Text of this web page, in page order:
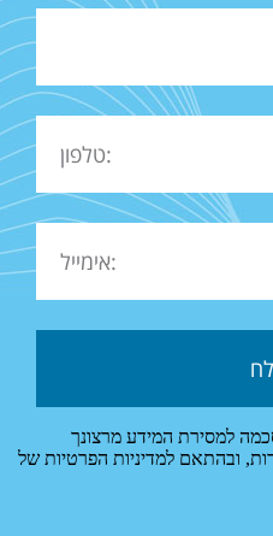
למסירת המידע מרצונך
ובהתאם למדיניות הפרטיות של